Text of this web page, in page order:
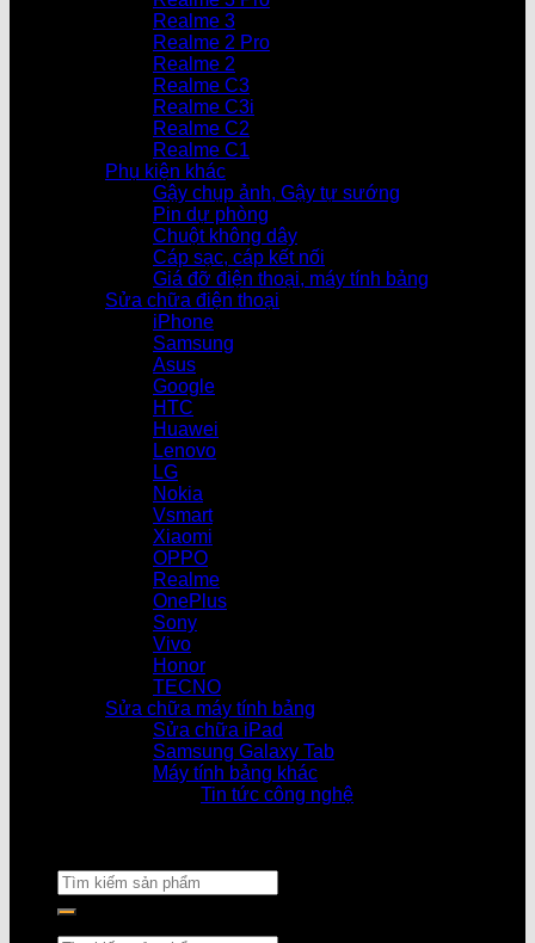
Realme 3
Realme 2 Pro
Realme 2
Realme C3
Realme C3i
Realme C2
Realme C1
Phụ kiện khác
Gậy chụp ảnh, Gậy tự sướng
Pin dự phòng
Chuột không dây
Cáp sạc, cáp kết nối
Giá đỡ điện thoại, máy tính bảng
Sửa chữa điện thoại
iPhone
Samsung
Asus
Google
HTC
Huawei
Lenovo
LG
Nokia
Vsmart
Xiaomi
OPPO
Realme
OnePlus
Sony
Vivo
Honor
TECNO
Sửa chữa máy tính bảng
Sửa chữa iPad
Samsung Galaxy Tab
Máy tính bảng khác
Tin tức công nghệ